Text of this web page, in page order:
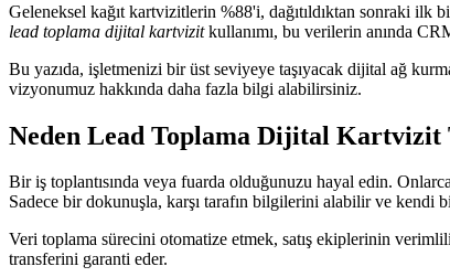
Geleneksel kağıt kartvizitlerin %88'i, dağıtıldıktan sonraki ilk
lead toplama dijital kartvizitkullanımı, bu verilerin anında
Bu yazıda, işletmenizi bir üst seviyeye taşıyacak dijital ağ
vizyonumuz hakkında daha fazla bilgi alabilirsiniz.
Neden Lead Toplama Dijital
Bir iş toplantısında veya fuarda olduğunuzu hayal edin.
Sadece bir dokunuşla, karşı tarafın bilgilerini alabilir ve
Veri toplama sürecini otomatize etmek, satış ekiplerinin
transferini garanti eder.